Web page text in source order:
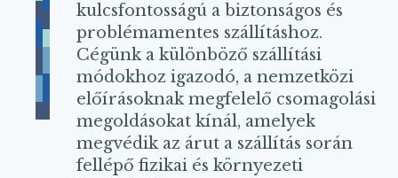
kulcsfontosságú a biztonságos és
problémamentes szállításhoz.
Cégünk a különböző szállítási
módokhoz igazodó, a nemzetközi
előírásoknak megfelelő csomagolási
megoldásokat kínál, amelyek
megvédik az árut a szállítás során
fellépő fizikai és környezeti